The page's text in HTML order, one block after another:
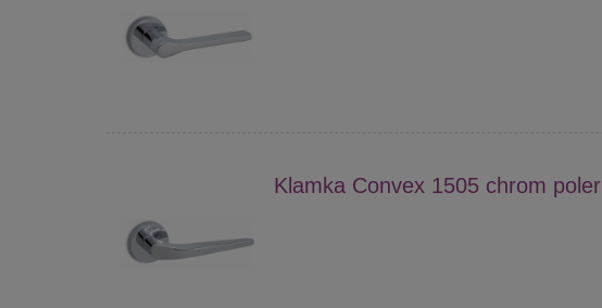
Klamka Convex 1505 chrom poler